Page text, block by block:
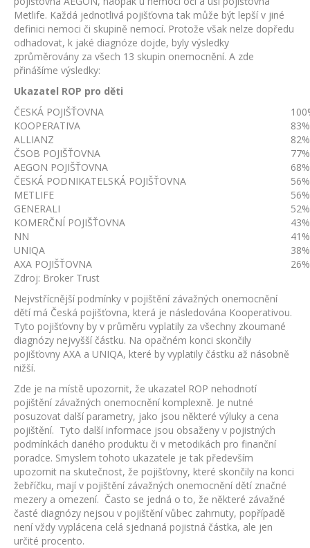
Metlife. Každá jednotlivá pojišťovna tak může být lepší v jiné
definici nemoci či skupině nemocí. Protože však nelze dopředu
odhadovat, k jaké diagnóze dojde, byly výsledky
zprůměrovány za všech 13 skupin onemocnění. A zde
přinášíme výsledky:
Ukazatel ROP pro děti
ČESKÁ POJIŠŤOVNA
KOOPERATIVA
83%
ALLIANZ
82%
ČSOB POJIŠŤOVNA
77%
AEGON POJIŠŤOVNA
68%
ČESKÁ PODNIKATELSKÁ POJIŠŤOVNA
56%
METLIFE
56%
GENERALI
52%
KOMERČNÍ POJIŠŤOVNA
43%
NN
41%
UNIQA
38%
AXA POJIŠŤOVNA
26%
Zdroj: Broker Trust
Nejvstřícnější podmínky v pojištění závažných onemocnění
dětí má Česká pojišťovna, která je následována Kooperativou.
Tyto pojišťovny by v průměru vyplatily za všechny zkoumané
diagnózy nejvyšší částku. Na opačném konci skončily
pojišťovny AXA a UNIQA, které by vyplatily částku až násobně
nižší.
Zde je na místě upozornit, že ukazatel ROP nehodnotí
pojištění závažných onemocnění komplexně. Je nutné
posuzovat další parametry, jako jsou některé výluky a cena
pojištění. Tyto další informace jsou obsaženy v pojistných
podmínkách daného produktu či v metodikách pro finanční
poradce. Smyslem tohoto ukazatele je tak především
upozornit na skutečnost, že pojišťovny, které skončily na konci
žebříčku, mají v pojištění závažných onemocnění dětí značné
mezery a omezení. Často se jedná o to, že některé závažné
časté diagnózy nejsou v pojištění vůbec zahrnuty, popřípadě
není vždy vyplácena celá sjednaná pojistná částka, ale jen
určité procento.